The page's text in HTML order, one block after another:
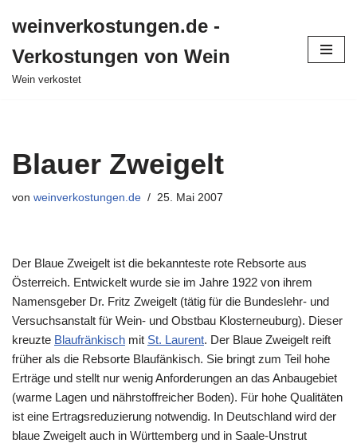
Inhalt
springen
weinverkostungen.de -
Verkostungen von Wein
Wein verkostet
Blauer Zweigelt
von weinverkostungen.de 25. Mai 2007
Der Blaue Zweigelt ist die bekannteste rote Rebsorte aus
Österreich. Entwickelt wurde sie im Jahre 1922 von ihrem
Namensgeber Dr. Fritz Zweigelt (tätig für die Bundeslehr- und
Versuchsanstalt für Wein- und Obstbau Klosterneuburg). Dieser
kreuzte Blaufränkisch mit St. Laurent. Der Blaue Zweigelt reift
früher als die Rebsorte Blaufänkisch. Sie bringt zum Teil hohe
Erträge und stellt nur wenig Anforderungen an das Anbaugebiet
(warme Lagen und nährstoffreicher Boden). Für hohe Qualitäten
ist eine Ertragsreduzierung notwendig. In Deutschland wird der
blaue Zweigelt auch in Württemberg und in Saale-Unstrut